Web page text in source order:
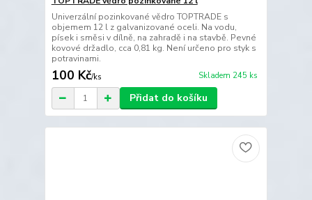
Univerzální pozinkované vědro TOPTRADE s
objemem 12 l z galvanizované oceli. Na vodu,
písek i směsi v dílně, na zahradě i na stavbě. Pevné
kovové držadlo, cca 0,81 kg. Není určeno pro styk s
potravinami.
100 Kč/ks Skladem 245 ks
Přidat do košíku